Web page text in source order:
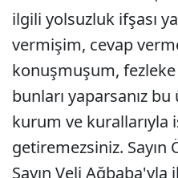
ilgili yolsuzluk ifşası
vermişim, cevap
konuşmuşum,
bunları yaparsanız
kurum ve kurallarıyla
getiremezsiniz. Sayın
Sayın Veli Ağbaba'yla